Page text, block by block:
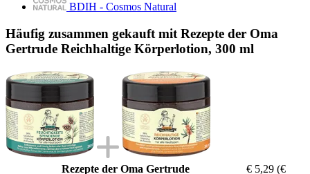
BDIH - Cosmos Natural
Häufig zusammen gekauft mit Rezepte der Oma
Gertrude Reichhaltige Körperlotion, 300 ml
Rezepte der Oma Gertrude
€ 5,29 (€